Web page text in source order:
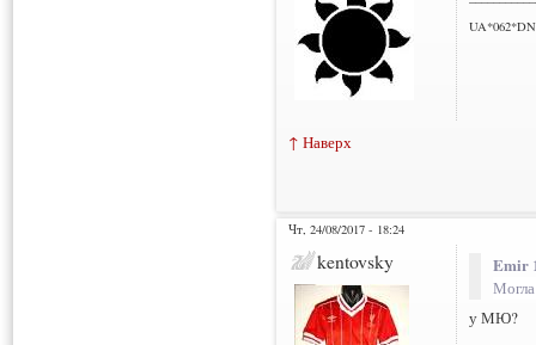
UA*062*DN
↑ Наверх
Чт, 24/08/2017 - 18:24
kentovsky Emir
у МЮ?